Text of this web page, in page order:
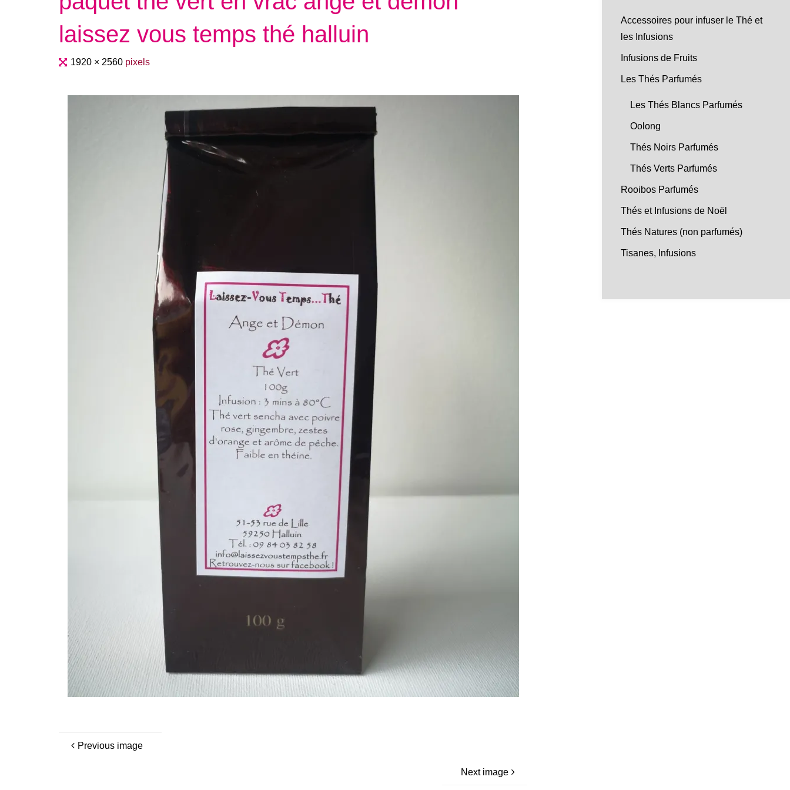
laissez vous temps thé halluin
Full1920 × 2560 pixels
Previous image
Next image
Accessoires pour infuser le Thé et
les Infusions
Infusions de Fruits
Les Thés Parfumés
Les Thés Blancs Parfumés
Oolong
Thés Noirs Parfumés
Thés Verts Parfumés
Rooibos Parfumés
Thés et Infusions de Noël
Thés Natures (non parfumés)
Tisanes, Infusions